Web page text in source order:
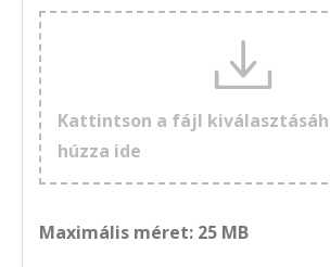
Kattintson a fájl
húzza ide
Maximális méret: 25 MB